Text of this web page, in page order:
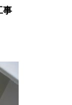
事